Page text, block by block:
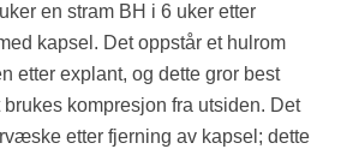
en stram BH i 6 uker etter
kapsel. Det oppstår et hulrom
etter explant, og dette gror best
kompresjon fra utsiden. Det
etter fjerning av kapsel; dette